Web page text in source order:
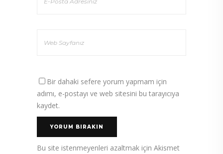
Bir dahaki sefere yorum yapmam için
adımı, e-postayı ve web sitesini bu tarayıcıya
kaydet.
Bu site istenmeyenleri azaltmak için Akismet